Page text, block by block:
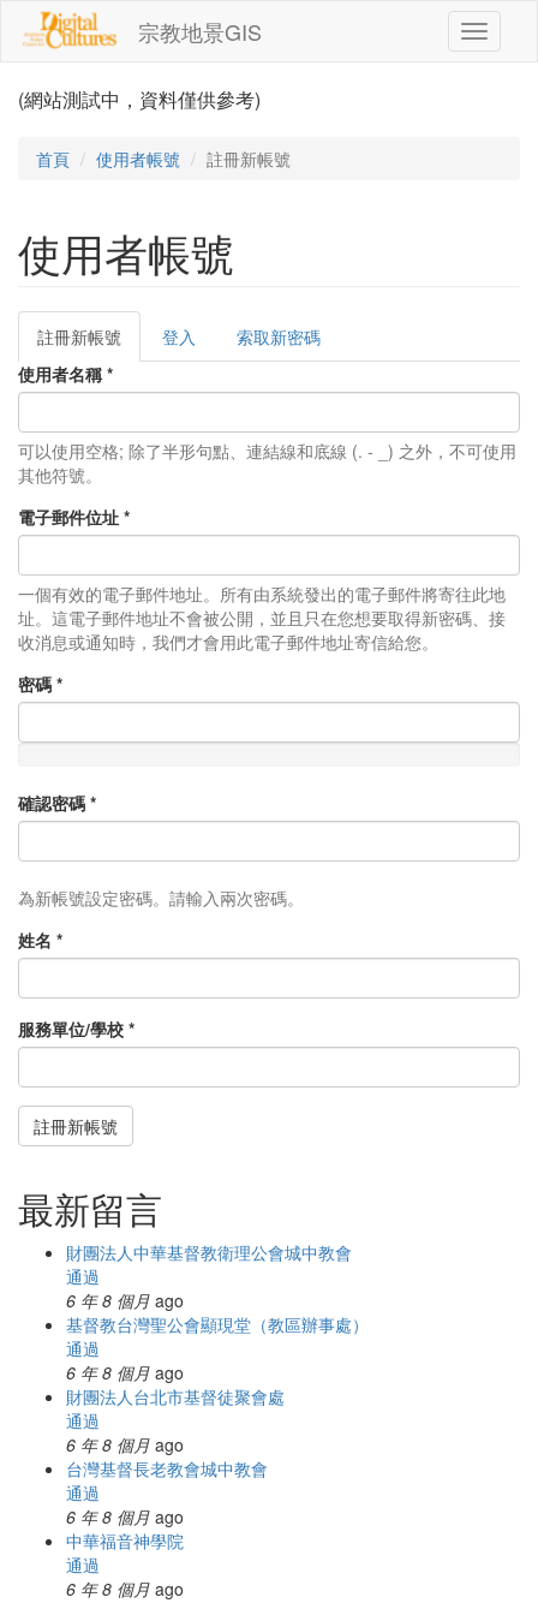
移至主內容
宗教地景GIS
Toggle
(網站測試中，資料僅供參考)
首頁 使用者帳號 註冊新帳號
使用者帳號
主要索引標籤
註冊新帳號
籤)
登入
索取新密碼
使用者名稱 *
可以使用空格; 除了半形句點、連結線和底線 (. - _) 之外，不可使用
其他符號。
電子郵件位址 *
一個有效的電子郵件地址。所有由系統發出的電子郵件將寄往此地
址。這電子郵件地址不會被公開，並且只在您想要取得新密碼、接
收消息或通知時，我們才會用此電子郵件地址寄信給您。
密碼 *
確認密碼 *
為新帳號設定密碼。請輸入兩次密碼。
姓名 *
服務單位/學校 *
註冊新帳號
最新留言
財團法人中華基督教衛理公會城中教會
通過
6 年 8 個月 ago
基督教台灣聖公會顯現堂（教區辦事處）
通過
6 年 8 個月 ago
財團法人台北市基督徒聚會處
通過
6 年 8 個月 ago
台灣基督長老教會城中教會
通過
6 年 8 個月 ago
中華福音神學院
通過
6 年 8 個月 ago